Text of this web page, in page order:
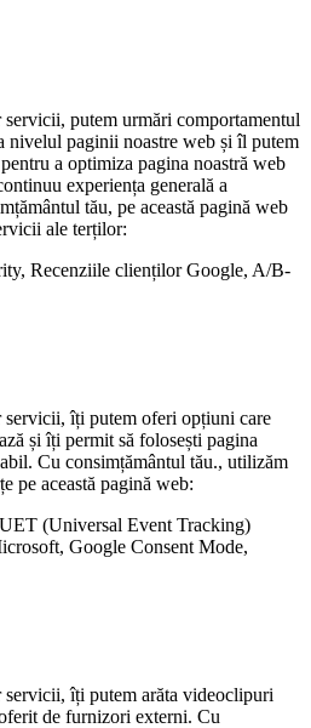
servicii, putem urmări comportamentul
nivelul paginii noastre web și îl putem
a optimiza pagina noastră web
experiența generală a
tău, pe această pagină web
ale terților:
Recenziile clienților Google, A/B-
servicii, îți putem oferi opțiuni care
și îți permit să folosești pagina
Cu consimțământul tău., utilizăm
pe această pagină web:
(Universal Event Tracking)
Google Consent Mode,
servicii, îți putem arăta videoclipuri
de furnizori externi. Cu